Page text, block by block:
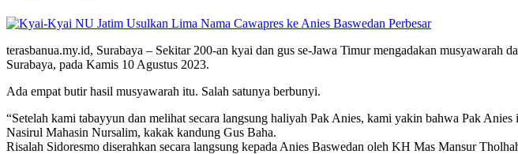
Perbesar
terasbanua.my.id, Surabaya – Sekitar 200-an kyai dan gus se-Jawa Timur mengadakan
Surabaya, pada Kamis 10 Agustus 2023.
Ada empat butir hasil musyawarah itu. Salah satunya berbunyi.
“Setelah kami tabayyun dan melihat secara langsung haliyah Pak Anies, kami yakin bahwa Pak
Nasirul Mahasin Nursalim, kakak kandung Gus Baha.
Risalah Sidoresmo diserahkan secara langsung kepada Anies Baswedan oleh KH Mas Mansur